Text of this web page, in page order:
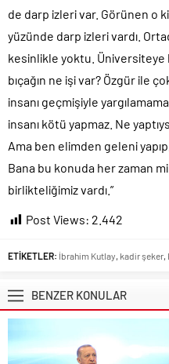
de darp izleri var. Görünen o
yüzünde darp izleri vardı.
kesinlikle yoktu. Üniversiteye
bıçağın ne işi var? Özgür ile
insanı geçmişiyle
insanı kötü yapmaz. Ne
Ama ben elimden geleni
Bana bu konuda her zaman
birlikteliğimiz vardı.”
Post Views: 2.442
ETİKETLER: İbrahim Kutlay kadir şeker
BENZER KONULAR